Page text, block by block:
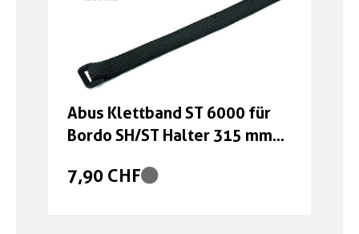
Abus Klettband ST 6000 für
Bordo SH/ST Halter 315 mm
7,90 CHF